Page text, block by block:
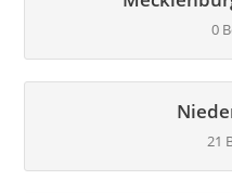
0
21